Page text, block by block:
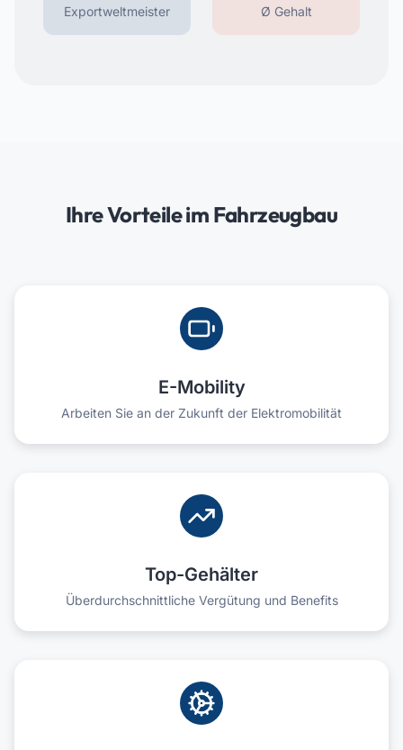
Exportweltmeister Ø Gehalt
Ihre Vorteile im Fahrzeugbau
E-Mobility
Arbeiten Sie an der Zukunft der Elektromobilität
Top-Gehälter
Überdurchschnittliche Vergütung und Benefits